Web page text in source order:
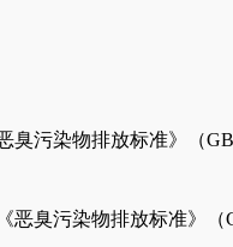
污染物排放标准》（
恶臭污染物排放标准》（